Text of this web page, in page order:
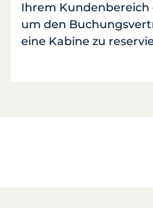
Ihrem Kundenbereich
um den
eine Kabine zu